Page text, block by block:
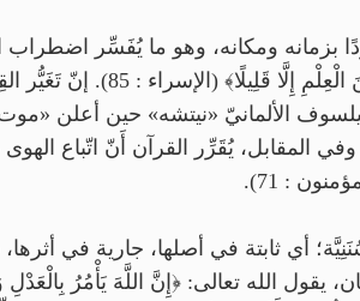
بزمانه ومكانه، وهو ما يُفَسِّر اضطراب
إلى هذا القصور حين قال:
الألمانيّ «نيتشه» حين أعلن
وفي المقابل، يُقَرِّر القرآن أَنّ اتّباع
: 71).
أي ثابتة في أصلها، جارية في